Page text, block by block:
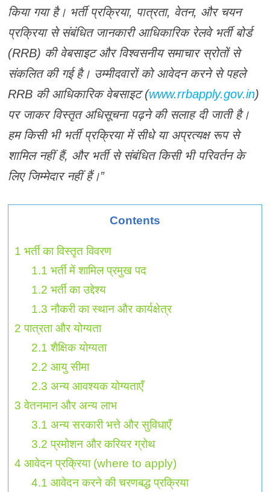
किया गया है। भर्ती प्रक्रिया, पात्रता, वेतन, और चयन
प्रक्रिया से संबंधित जानकारी आधिकारिक रेलवे भर्ती बोर्ड
(RRB) की वेबसाइट और विश्वसनीय समाचार स्रोतों से
संकलित की गई है। उम्मीदवारों को आवेदन करने से पहले
RRB की आधिकारिक वेबसाइट (www.rrbapply.gov.in)
पर जाकर विस्तृत अधिसूचना पढ़ने की सलाह दी जाती है।
हम किसी भी भर्ती प्रक्रिया में सीधे या अप्रत्यक्ष रूप से
शामिल नहीं हैं, और भर्ती से संबंधित किसी भी परिवर्तन के
लिए जिम्मेदार नहीं हैं।”
Contents
1 भर्ती का विस्तृत विवरण
1.1 भर्ती में शामिल प्रमुख पद
1.2 भर्ती का उद्देश्य
1.3 नौकरी का स्थान और कार्यक्षेत्र
2 पात्रता और योग्यता
2.1 शैक्षिक योग्यता
2.2 आयु सीमा
2.3 अन्य आवश्यक योग्यताएँ
3 वेतनमान और अन्य लाभ
3.1 अन्य सरकारी भत्ते और सुविधाएँ
3.2 प्रमोशन और करियर ग्रोथ
4 आवेदन प्रक्रिया (where to apply)
4.1 आवेदन करने की चरणबद्ध प्रक्रिया